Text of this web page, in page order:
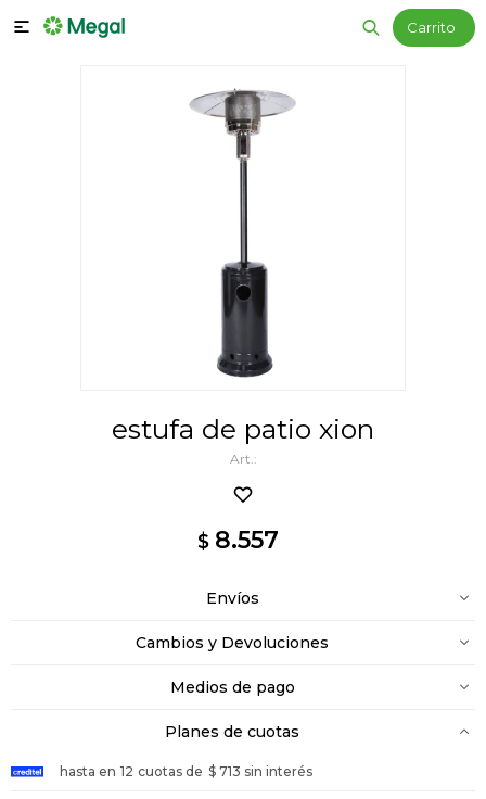

estufa de patio xion
$ 8.557
Envíos
Cambios y Devoluciones
Medios de pago
Planes de cuotas
hasta en 12 cuotas de $ 713 sin interés